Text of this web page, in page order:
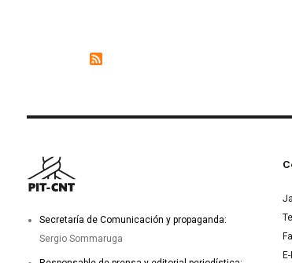
Secretaría de Comunicación y propaganda:
Sergio Sommaruga